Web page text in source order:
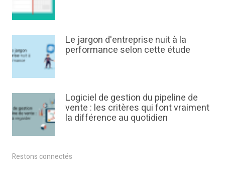
Le jargon d'entreprise nuit à la
performance selon cette étude
Logiciel de gestion du pipeline de
vente : les critères qui font vraiment
la différence au quotidien
Restons connectés